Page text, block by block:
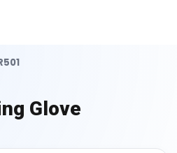
Glove